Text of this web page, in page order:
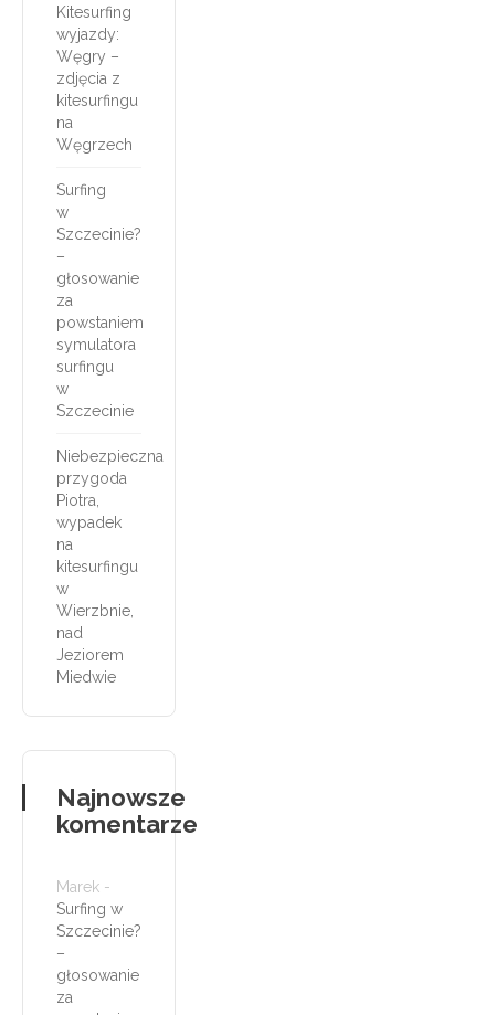
Kitesurfing
wyjazdy:
Węgry –
zdjęcia z
kitesurfingu
na
Węgrzech
Surfing
w
Szczecinie?
–
głosowanie
za
powstaniem
symulatora
surfingu
w
Szczecinie
Niebezpieczna
przygoda
Piotra,
wypadek
na
kitesurfingu
w
Wierzbnie,
nad
Jeziorem
Miedwie
Najnowsze
komentarze
Marek -
Surfing w
Szczecinie?
–
głosowanie
za